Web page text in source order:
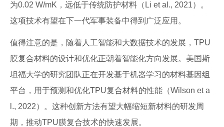
为0.02 W/mK，远低于传统防护材料（Li et al., 2021）。
这项技术有望在下一代军事装备中得到广泛应用。
值得注意的是，随着人工智能和大数据技术的发展，TPU
膜复合材料的设计和优化正朝着智能化方向发展。美国斯
坦福大学的研究团队正在开发基于机器学习的材料基因组
平台，用于预测和优化TPU复合材料的性能（Wilson et a
l., 2022）。这种创新方法有望大幅缩短新材料的研发周
期，推动TPU膜复合技术的快速发展。